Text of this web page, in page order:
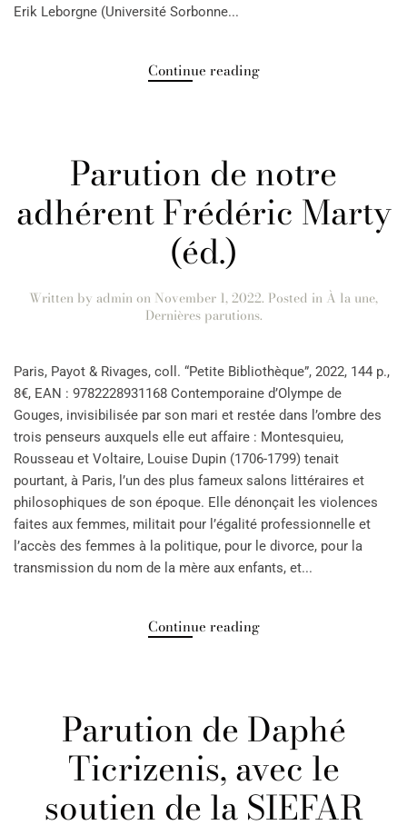
Erik Leborgne (Université Sorbonne...
Continue reading
Parution de notre
adhérent Frédéric Marty
(éd.)
Written by admin on November 1, 2022. Posted in À la une,
Dernières parutions.
Paris, Payot & Rivages, coll. “Petite Bibliothèque”, 2022, 144 p.,
8€, EAN : 9782228931168 Contemporaine d’Olympe de
Gouges, invisibilisée par son mari et restée dans l’ombre des
trois penseurs auxquels elle eut affaire : Montesquieu,
Rousseau et Voltaire, Louise Dupin (1706-1799) tenait
pourtant, à Paris, l’un des plus fameux salons littéraires et
philosophiques de son époque. Elle dénonçait les violences
faites aux femmes, militait pour l’égalité professionnelle et
l’accès des femmes à la politique, pour le divorce, pour la
transmission du nom de la mère aux enfants, et...
Continue reading
Parution de Daphé
Ticrizenis, avec le
soutien de la SIEFAR